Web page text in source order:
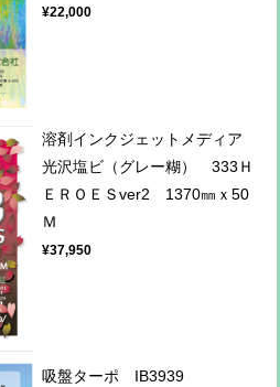
¥22,000
溶剤インクジェットメディア
光沢塩ビ（グレー糊） 333Ｈ
ＥＲＯＥＳver2 1370㎜ｘ50
Ｍ
¥37,950
吸盤ターポ IB3939